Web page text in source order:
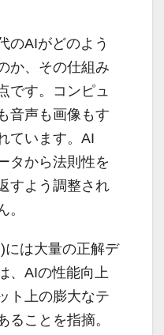
のAIがどのよう
か、その仕組み
です。コンピュ
音声も画像もす
ています。AI
タから法則性を
すよう調整され
。
には大量の正解デ
、AIの性能向上
ト上の膨大なテ
ることを指摘。